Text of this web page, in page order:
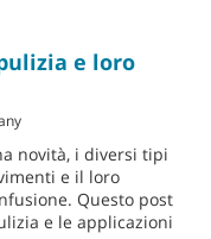
e loro
novità, i diversi tipi
e il loro
Questo post
e le applicazioni